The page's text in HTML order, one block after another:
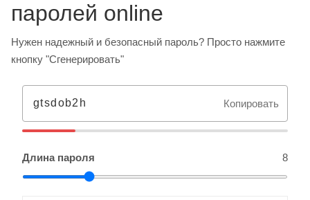
паролей online
Нужен надежный и безопасный пароль? Просто нажмите
кнопку "Сгенерировать"
Копировать
Длина пароля 8